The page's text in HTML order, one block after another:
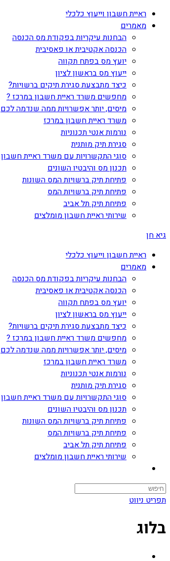
ראיית חשבון וייעוץ כלכלי
מאמרים
הבחנות עיקריות בפקודת מס הכנסה
הכנסה אקטיבית או פאסיבית
יועץ מס בפתח תקווה
ייעוץ מס בראשון לציון
כיצד מתבצעת סגירת תיקים ברשויות?
מחפשים משרד ראיית חשבון במרכז ?
מיסים, יותר אפשרויות ממה שנדמה לכם
משרד ראיית חשבון במרכז
נורמות אנטי תכנוניות
סגירת תיק מותנית
סוגי התקשרויות עם משרד ראיית חשבון
תכנון מס והיבטיו השונים
פתיחת תיק ברשויות המס השונות
פתיחת תיק ברשויות המס
פתיחת תיק תל אביב
שירותי ראיית חשבון מומלצים
גיא חן
ראיית חשבון וייעוץ כלכלי
מאמרים
הבחנות עיקריות בפקודת מס הכנסה
הכנסה אקטיבית או פאסיבית
יועץ מס בפתח תקווה
ייעוץ מס בראשון לציון
כיצד מתבצעת סגירת תיקים ברשויות?
מחפשים משרד ראיית חשבון במרכז ?
מיסים, יותר אפשרויות ממה שנדמה לכם
משרד ראיית חשבון במרכז
נורמות אנטי תכנוניות
סגירת תיק מותנית
סוגי התקשרויות עם משרד ראיית חשבון
תכנון מס והיבטיו השונים
פתיחת תיק ברשויות המס השונות
פתיחת תיק ברשויות המס
פתיחת תיק תל אביב
שירותי ראיית חשבון מומלצים
תפריט ניווט
בלוג